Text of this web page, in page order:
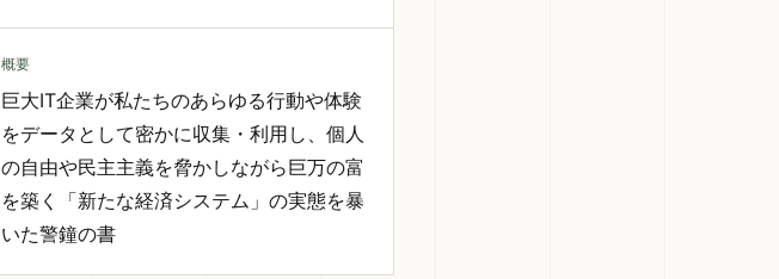
概要
巨大IT企業が私たちのあらゆる行動や体験
をデータとして密かに収集・利用し、個人
の自由や民主主義を脅かしながら巨万の富
を築く「新たな経済システム」の実態を暴
いた警鐘の書